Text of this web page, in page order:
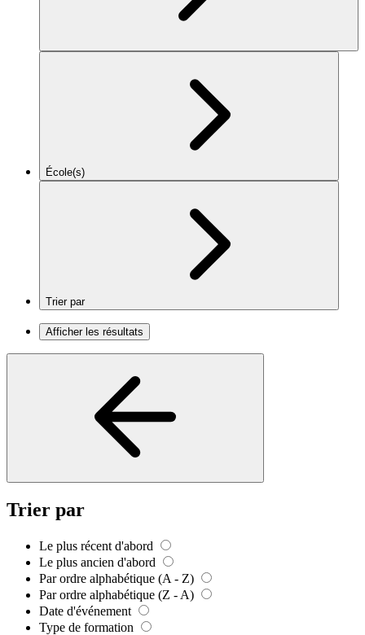
École(s)
Trier par
Afficher les résultats
Trier par
Le plus récent d'abord
Le plus ancien d'abord
Par ordre alphabétique (A - Z)
Par ordre alphabétique (Z - A)
Date d'événement
Type de formation